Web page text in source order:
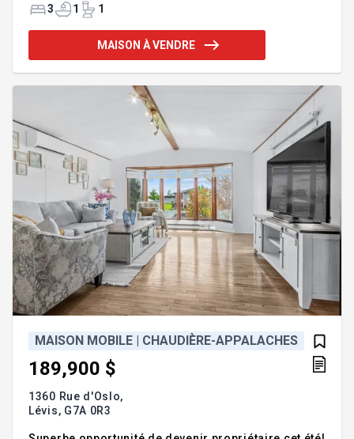
spacieuse avec un grand îlot, etc. Il est encore
de faire vos choix de finition! Plusieurs modèles et
terrains disponibles. Vous pouvez ajouter un
la loi C-4. Informez-vous! Addenda :PREMIERS
ACHETEURS : la TPS pourra
3 1 1
MAISON À VENDRE
MAISON MOBILE | CHAUDIÈRE-APPALACHES
189,900 $
1360 Rue d'Oslo,
Lévis, G7A 0R3